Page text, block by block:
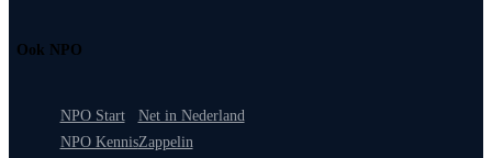
Ook NPO
NPO Start
NPO Kennis
Net in Nederland
Zappelin